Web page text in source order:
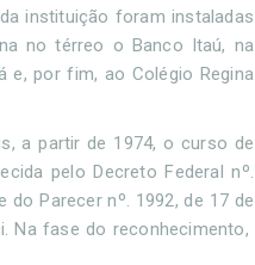
instituição foram instaladas
no térreo o Banco Itaú, na
e, por fim, ao Colégio Regina
a partir de 1974, o curso de
pelo Decreto Federal nº.
Parecer nº. 1992, de 17 de
Na fase do reconhecimento,